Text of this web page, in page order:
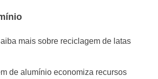
de alumínio economiza recursos